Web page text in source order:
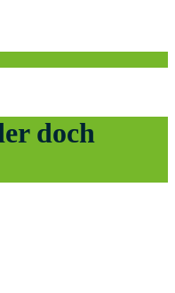
doch